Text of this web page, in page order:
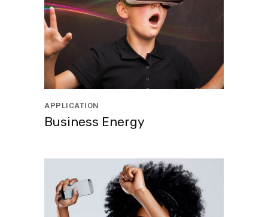
APPLICATION
Business Energy